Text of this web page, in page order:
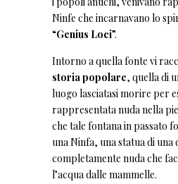
Ninfe che incarnavano lo
“Genius Loci”.
Intorno a quella fonte vi
storia popolare, quella di
luogo lasciatasi morire per
rappresentata nuda nella
che tale fontana in passato
una Ninfa, una statua di una
completamente nuda che
l’acqua dalle mammelle.